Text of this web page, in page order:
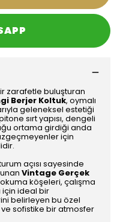
zarafetle buluşturan
Berjer Koltuk, oymalı
geleneksel estetiği
sırt yapısı, dengeli
ortama girdiği anda
için
açısı sayesinde
Vintage Gerçek
köşeleri, çalışma
için ideal bir
belirleyen bu özel
sofistike bir atmosfer